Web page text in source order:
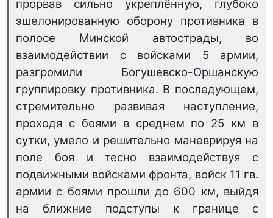
прорвав сильно укреплённую, глубоко
эшелонированную оборону противника в
полосе Минской автострады, во
взаимодействии с войсками 5 армии,
разгромили Богушевско-Оршанскую
группировку противника. В последующем,
стремительно развивая наступление,
проходя с боями в среднем по 25 км в
сутки, умело и решительно маневрируя на
поле боя и тесно взаимодействуя с
подвижными войсками фронта, войск 11 гв.
армии с боями прошли до 600 км, выйдя
на ближние подступы к границе с